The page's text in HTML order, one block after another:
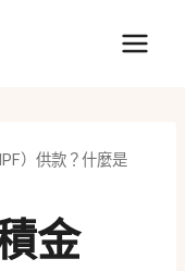
）供款？什麼是
金